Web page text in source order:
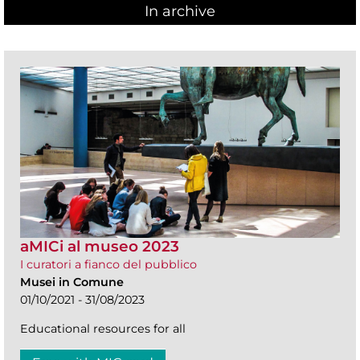
In archive
aMICi al museo 2023
I curatori a fianco del pubblico
Musei in Comune
01/10/2021 - 31/08/2023
Educational resources for all